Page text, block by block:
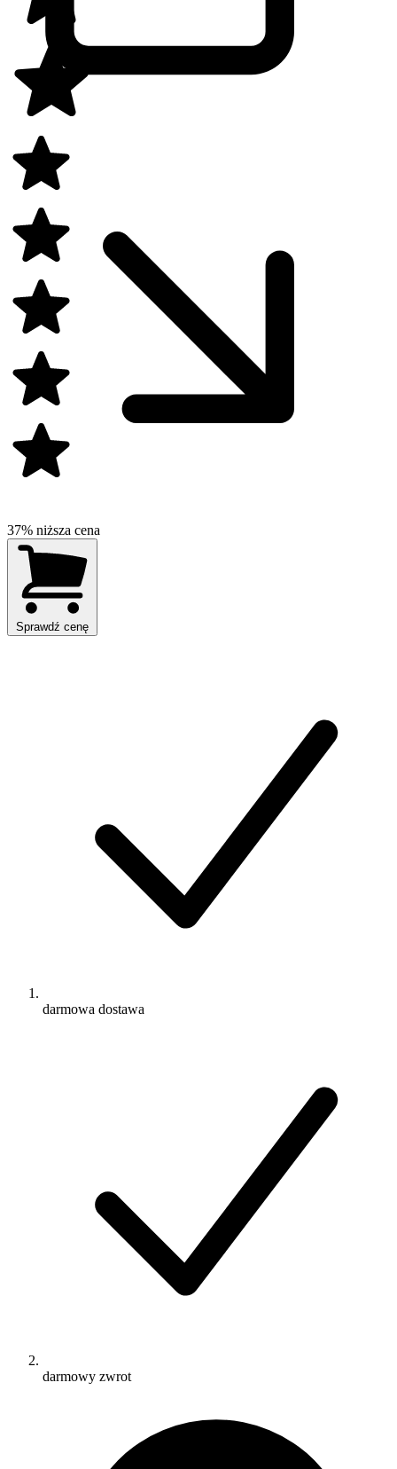
37% niższa cena
Sprawdź cenę
darmowa dostawa
darmowy zwrot